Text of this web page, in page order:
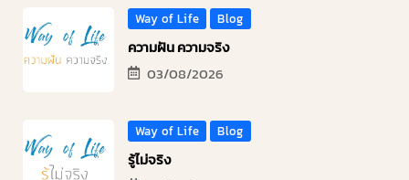
Way of Life Blog
ความฝัน ความจริง
03/08/2026
Way of Life Blog
รู้ไม่จริง